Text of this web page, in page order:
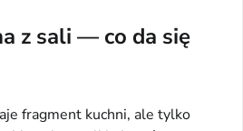
z sali — co da się
fragment kuchni, ale tylko